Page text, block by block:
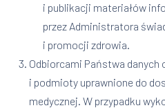
i publikacji materiałów
przez Administratora
i promocji zdrowia.
Odbiorcami Państwa
i podmioty uprawnione do
medycznej. W przypadku